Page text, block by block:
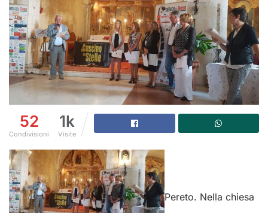
52
Condivisioni
1k
Visite
Pereto. Nella chiesa